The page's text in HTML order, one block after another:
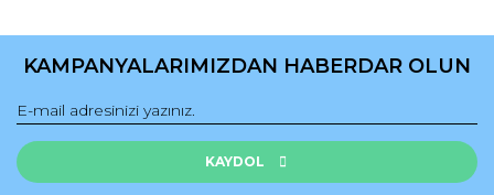
konularda yetersiz gördüğünüz noktaları öneri formunu
Görüş ve önerileriniz için teşekkür ederiz.
Ürün resmi kalitesiz, bozuk veya görüntülenemiyor.
Ürün açıklamasında eksik bilgiler bulunuyor.
KAMPANYALARIMIZDAN HABERDAR OLUN
KAYDOL